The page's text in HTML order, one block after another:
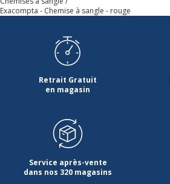
Dimensions et poids
Dimensions et poids
Largeur 240 mm
Profondeur
Exacompta - Chemise à sangle - rouge
Retrait Gratuit
en magasin
Service après-vente
dans nos 320 magasins